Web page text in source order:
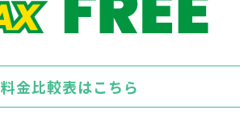
料金比較表はこちら